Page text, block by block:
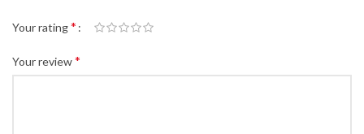
Your rating*
Your review*